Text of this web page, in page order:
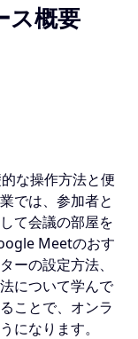
ス概要
な操作方法と便
では、参加者と
て会議の部屋を
Meetのおす
ーの設定方法、
について学んで
ことで、オンラ
になります。